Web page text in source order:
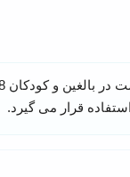
قرار می گیرد.